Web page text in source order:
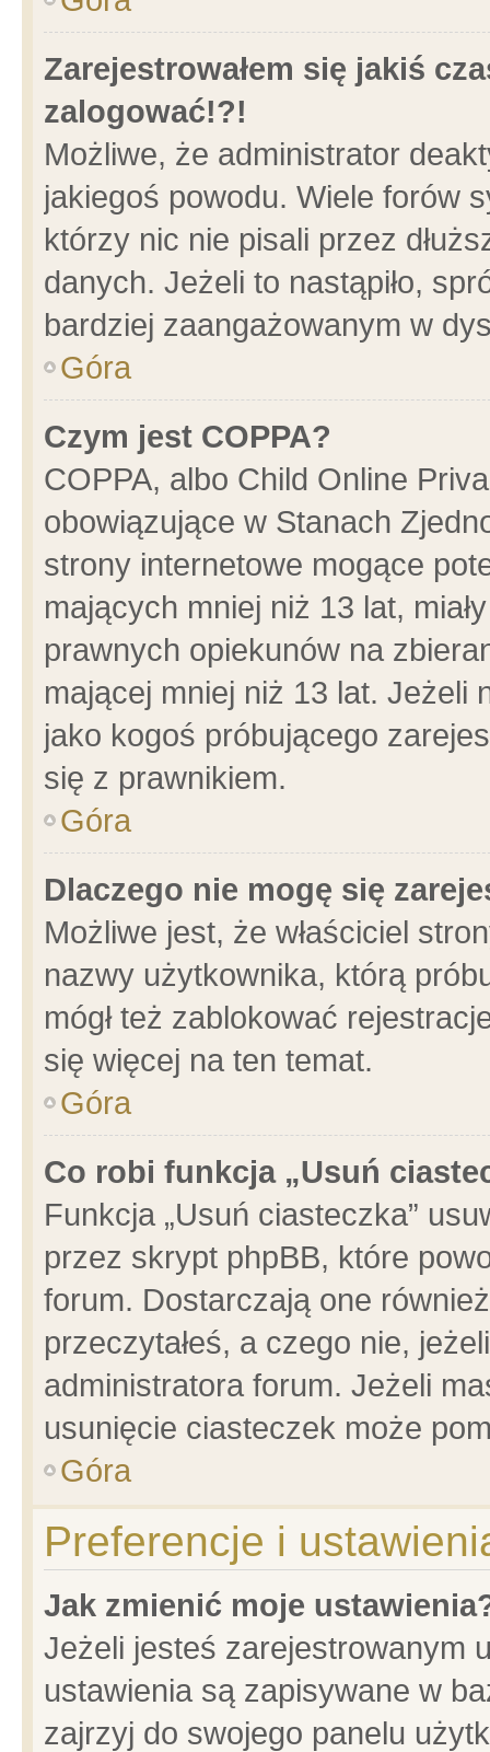
Zarejestrowałem się jakiś
zalogować!?!
Możliwe, że administrator
jakiegoś powodu. Wiele forów
którzy nic nie pisali przez
danych. Jeżeli to nastąpiło,
bardziej zaangażowanym w
Góra
Czym jest COPPA?
COPPA, albo Child Online
obowiązujące w Stanach
strony internetowe mogące
mających mniej niż 13 lat,
prawnych opiekunów na
mającej mniej niż 13 lat. Jeżeli
jako kogoś próbującego
się z prawnikiem.
Góra
Dlaczego nie mogę się
Możliwe jest, że właściciel
nazwy użytkownika, którą
mógł też zablokować
się więcej na ten temat.
Góra
Co robi funkcja „Usuń
Funkcja „Usuń ciasteczka”
przez skrypt phpBB, które
forum. Dostarczają one
przeczytałeś, a czego nie,
administratora forum. Jeżeli
usunięcie ciasteczek może
Góra
Preferencje i
Jak zmienić moje
Jeżeli jesteś zarejestrowanym
ustawienia są zapisywane w
zajrzyj do swojego panelu